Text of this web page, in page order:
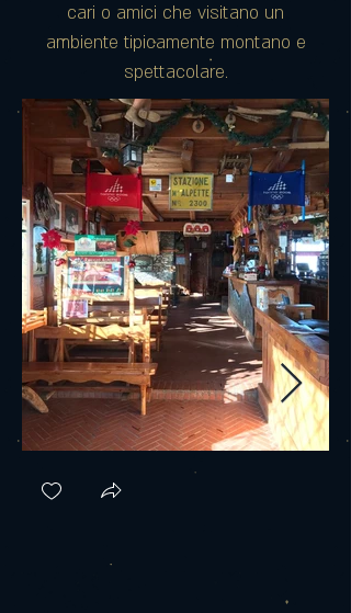
cari o amici che visitano un
ambiente tipicamente montano e
spettacolare.